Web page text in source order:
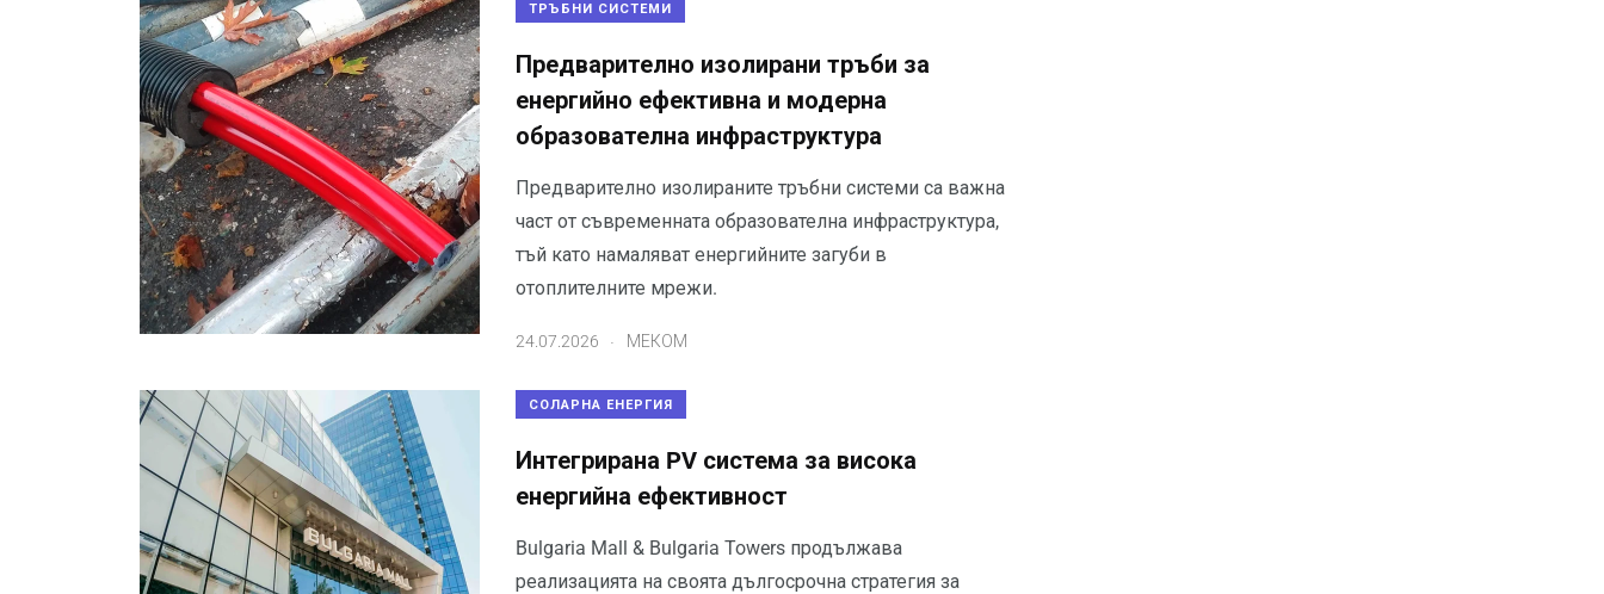
ТРЪБНИ СИСТЕМИ
Предварително изолирани тръби за
енергийно ефективна и модерна
образователна инфраструктура
Предварително изолираните тръбни системи са важна
част от съвременната образователна инфраструктура,
тъй като намаляват енергийните загуби в
отоплителните мрежи.
24.07.2026 МЕКОМ
СОЛАРНА ЕНЕРГИЯ
Интегрирана PV система за висока
енергийна ефективност
Bulgaria Mall & Bulgaria Towers продължава
реализацията на своята дългосрочна стратегия за